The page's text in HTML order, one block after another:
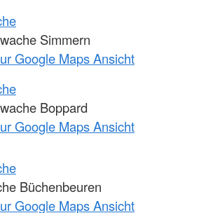
Simmern
Google Maps Ansicht
Boppard
Google Maps Ansicht
Büchenbeuren
Google Maps Ansicht